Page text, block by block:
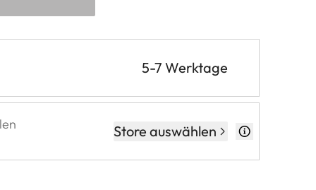
5-7 Werktage
Store auswählen